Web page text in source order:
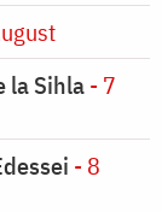
la Sihla- 7
- 8